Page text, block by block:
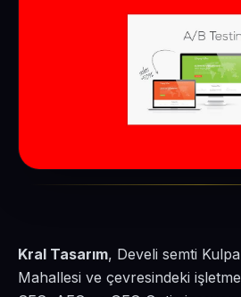
Kral Tasarım, Develi semti
Mahallesi ve çevresindeki